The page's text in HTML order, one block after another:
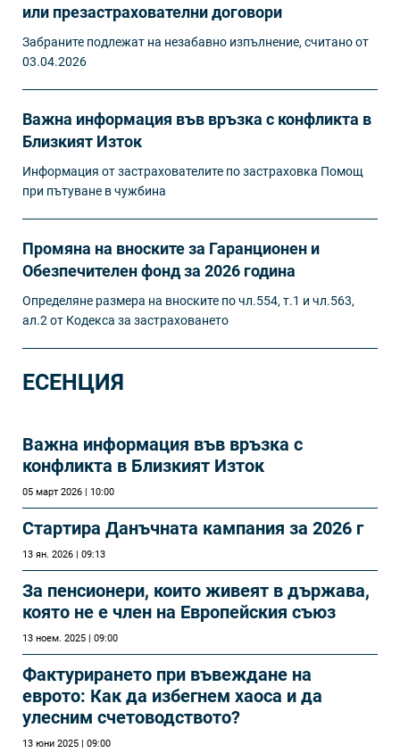
или презастрахователни договори
Забраните подлежат на незабавно изпълнение, считано от
03.04.2026
Важна информация във връзка с конфликта в
Близкият Изток
Информация от застрахователите по застраховка Помощ
при пътуване в чужбина
Промяна на вноските за Гаранционен и
Обезпечителен фонд за 2026 година
Определяне размера на вноските по чл.554, т.1 и чл.563,
ал.2 от Кодекса за застраховането
ЕСЕНЦИЯ
Важна информация във връзка с
конфликта в Близкият Изток
05 март 2026 | 10:00
Стартира Данъчната кампания за 2026 г
13 ян. 2026 | 09:13
За пенсионери, които живеят в държава,
която не е член на Европейския съюз
13 ноем. 2025 | 09:00
Фактурирането при въвеждане на
еврото: Как да избегнем хаоса и да
улесним счетоводството?
13 юни 2025 | 09:00